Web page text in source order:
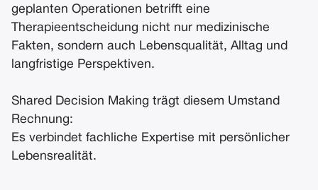
geplanten Operationen betrifft eine
Therapieentscheidung nicht nur medizinische
Fakten, sondern auch Lebensqualität, Alltag und
langfristige Perspektiven.
Shared Decision Making trägt diesem Umstand
Rechnung:
Es verbindet fachliche Expertise mit persönlicher
Lebensrealität.